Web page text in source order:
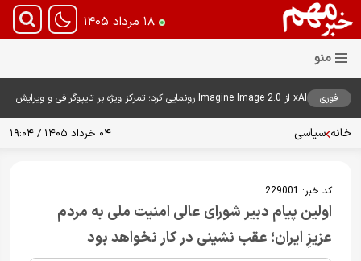
۱۸ مرداد ۱۴۰۵
فوری
xAI از Imagine Image 2.0 رونمایی کرد؛ تمرکز ویژه بر تایپوگرافی و ویرایش
خانه سیاسی ۰۴ خرداد ۱۴۰۵ / ۱۹:۰۴
کد خبر: 229001
اولین پیام دبیر شورای عالی امنیت ملی به مردم
عزیزِ ایران؛ عقب نشینی در‌ کار نخواهد بود